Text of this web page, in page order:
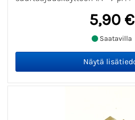
5,90 €
Saatavilla